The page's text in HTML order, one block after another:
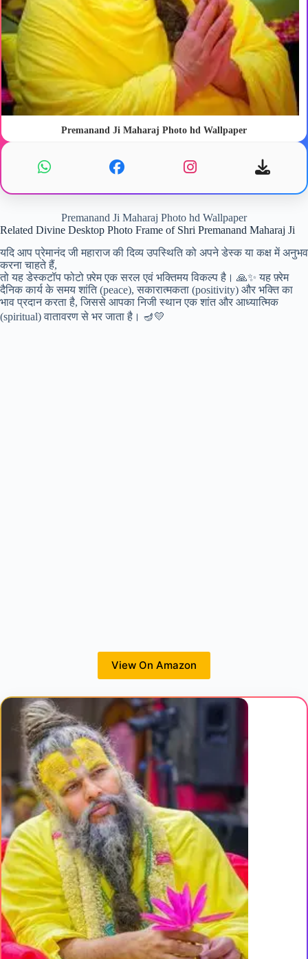
Premanand Ji Maharaj Photo hd Wallpaper
Premanand Ji Maharaj Photo hd Wallpaper
Related Divine Desktop Photo Frame of Shri Premanand Maharaj Ji
यदि आप प्रेमानंद जी महाराज की दिव्य उपस्थिति को अपने डेस्क या कक्ष में अनुभव
करना चाहते हैं,
तो यह डेस्कटॉप फोटो फ़्रेम एक सरल एवं भक्तिमय विकल्प है। 🙏✨ यह फ़्रेम
दैनिक कार्य के समय शांति (peace), सकारात्मकता (positivity) और भक्ति का
भाव प्रदान करता है, जिससे आपका निजी स्थान एक शांत और आध्यात्मिक
(spiritual) वातावरण से भर जाता है। 🪔💛
View On Amazon